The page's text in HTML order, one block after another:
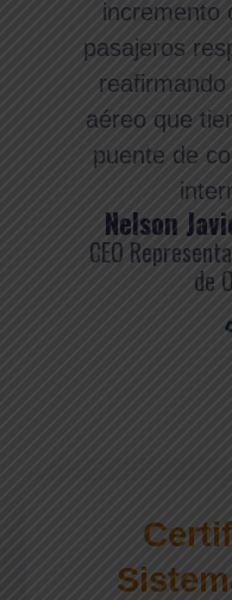
incremento
pasajeros
aéreo que
puente de
Nelson
CEO
de